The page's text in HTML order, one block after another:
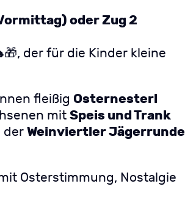
oder Zug 2
der für die Kinder kleine
fleißig Osternesterl
mit Speis und Trank
derWeinviertler Jägerrunde
Osterstimmung, Nostalgie